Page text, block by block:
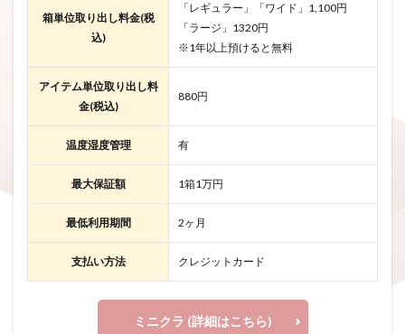
箱単位取り出し料金(税
込)
「レギュラー」「ワイド」1,100円
「ラージ」1320円
※1年以上預けると無料
アイテム単位取り出し料
金(税込)
880円
温度湿度管理 有
最大保証額 1箱1万円
最低利用期間 2ヶ月
支払い方法 クレジットカード
ミニクラ (詳細はこちら)